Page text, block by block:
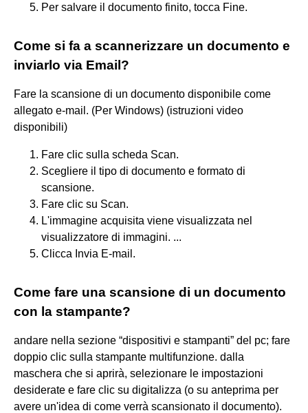
Per salvare il documento finito, tocca Fine.
Come si fa a scannerizzare un documento e
inviarlo via Email?
Fare la scansione di un documento disponibile come
allegato e-mail. (Per Windows) (istruzioni video
disponibili)
Fare clic sulla scheda Scan.
Scegliere il tipo di documento e formato di
scansione.
Fare clic su Scan.
L'immagine acquisita viene visualizzata nel
visualizzatore di immagini. ...
Clicca Invia E-mail.
Come fare una scansione di un documento
con la stampante?
andare nella sezione “dispositivi e stampanti” del pc; fare
doppio clic sulla stampante multifunzione. dalla
maschera che si aprirà, selezionare le impostazioni
desiderate e fare clic su digitalizza (o su anteprima per
avere un'idea di come verrà scansionato il documento).